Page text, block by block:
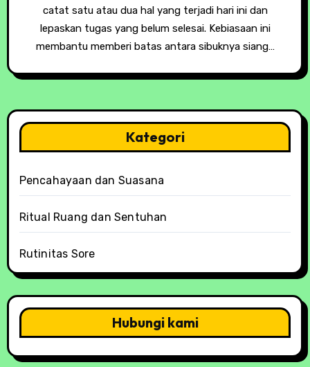
catat satu atau dua hal yang terjadi hari ini dan
lepaskan tugas yang belum selesai. Kebiasaan ini
membantu memberi batas antara sibuknya siang…
Kategori
Pencahayaan dan Suasana
Ritual Ruang dan Sentuhan
Rutinitas Sore
Hubungi kami